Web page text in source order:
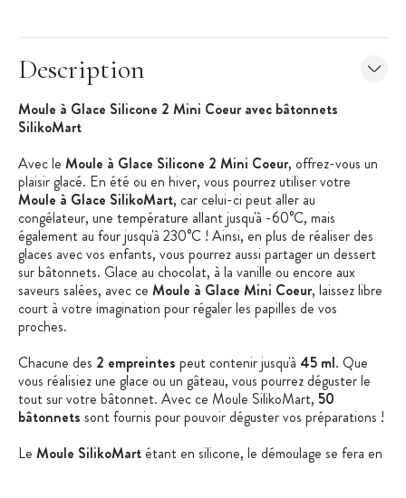
Description
Moule à Glace Silicone 2 Mini Coeur avec bâtonnets
SilikoMart
Avec le Moule à Glace Silicone 2 Mini Coeur, offrez-vous un
plaisir glacé. En été ou en hiver, vous pourrez utiliser votre
Moule à Glace SilikoMart, car celui-ci peut aller au
congélateur, une température allant jusqu'à -60°C, mais
également au four jusqu'à 230°C ! Ainsi, en plus de réaliser des
glaces avec vos enfants, vous pourrez aussi partager un dessert
sur bâtonnets. Glace au chocolat, à la vanille ou encore aux
saveurs salées, avec ce Moule à Glace Mini Coeur, laissez libre
court à votre imagination pour régaler les papilles de vos
proches.
Chacune des 2 empreintes peut contenir jusqu'à 45 ml. Que
vous réalisiez une glace ou un gâteau, vous pourrez déguster le
tout sur votre bâtonnet. Avec ce Moule SilikoMart, 50
bâtonnets sont fournis pour pouvoir déguster vos préparations !
Le Moule SilikoMart étant en silicone, le démoulage se fera en